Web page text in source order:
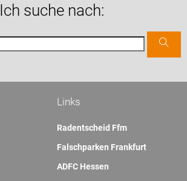
Ich suche nach:
Links
Radentscheid Ffm
Falschparken Frankfurt
ADFC Hessen